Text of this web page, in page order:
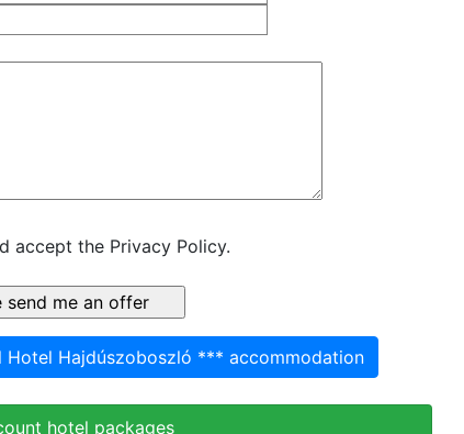
accept the Privacy Policy.
Hajdúszoboszló *** accommodation
hotel packages